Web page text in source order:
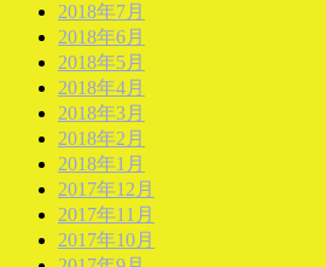
2018年7月
2018年6月
2018年5月
2018年4月
2018年3月
2018年2月
2018年1月
2017年12月
2017年11月
2017年10月